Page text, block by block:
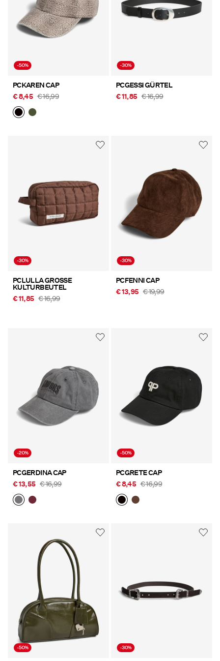
-50%
PCKAREN CAP
€ 8,45 € 16,99
-30%
PCGESSI GÜRTEL
€ 11,85 € 16,99
-30%
PCLULLA GROSSE
KULTURBEUTEL
€ 11,85 € 16,99
-30%
PCFENNI CAP
€ 13,95 € 19,99
-20%
PCGERDINA CAP
€ 13,55 € 16,99
-50%
PCGRETE CAP
€ 8,45 € 16,99
-50% -30%